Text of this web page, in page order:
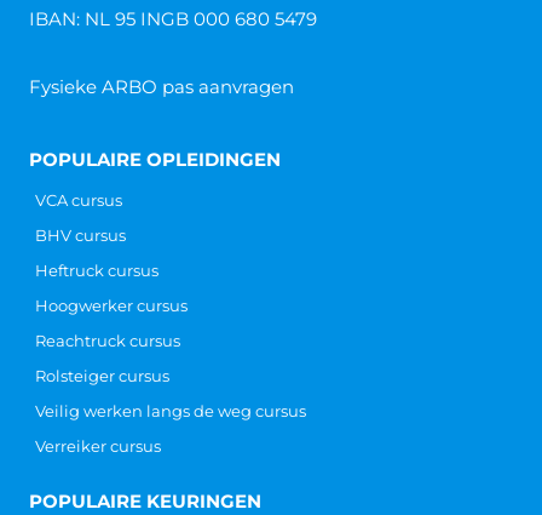
IBAN: NL 95 INGB 000 680 5479
Fysieke ARBO pas aanvragen
POPULAIRE OPLEIDINGEN
VCA cursus
BHV cursus
Heftruck cursus
Hoogwerker cursus
Reachtruck cursus
Rolsteiger cursus
Veilig werken langs de weg cursus
Verreiker cursus
POPULAIRE KEURINGEN